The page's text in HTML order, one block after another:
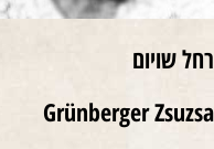
רחל שויום
Grünberger Zsuzsa